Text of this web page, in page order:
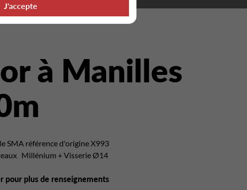
à Manilles
SMA référence d'origine X993
Millénium + Visserie Ø14
pour plus de renseignements
J'accepte